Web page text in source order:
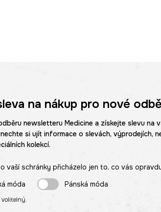
na nákup pro nové
newsletteru Medicine a získejte slevu na
si ujít informace o slevách, výprodejích,
kolekcí.
vaší schránky přicházelo jen to, co vás
móda
Pánská móda